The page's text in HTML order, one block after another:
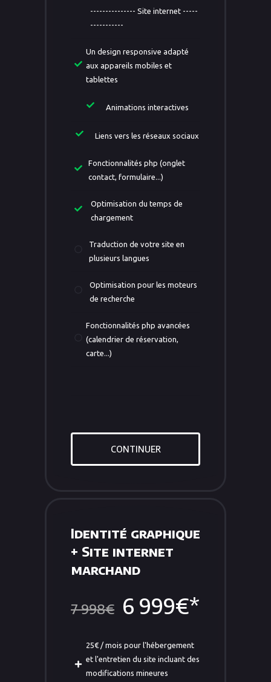
--------------- Site internet -----
-----------
Un design responsive adapté
aux appareils mobiles et
tablettes
Animations interactives
Liens vers les réseaux sociaux
Fonctionnalités php (onglet
contact, formulaire...)
Optimisation du temps de
chargement
Traduction de votre site en
plusieurs langues
Optimisation pour les moteurs
de recherche
Fonctionnalités php avancées
(calendrier de réservation,
carte...)
CONTINUER
Identité graphique
+ Site internet
marchand
7 998€ 6 999€*
25€ / mois pour l'hébergement
et l'entretien du site incluant des
modifications mineures